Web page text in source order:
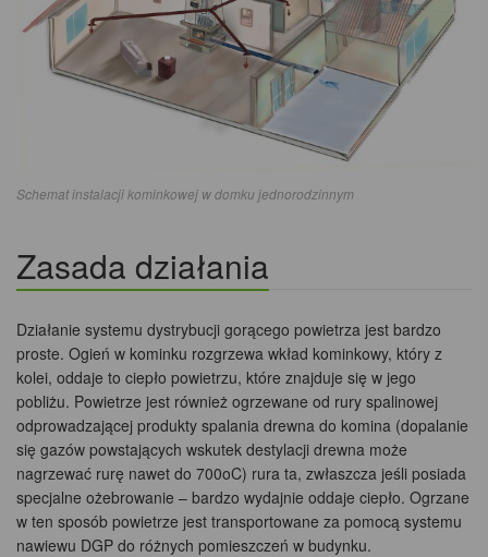
Schemat instalacji kominkowej w domku jednorodzinnym
Zasada działania
Działanie systemu dystrybucji gorącego powietrza jest bardzo
proste. Ogień w kominku rozgrzewa wkład kominkowy, który z
kolei, oddaje to ciepło powietrzu, które znajduje się w jego
pobliżu. Powietrze jest również ogrzewane od rury spalinowej
odprowadzającej produkty spalania drewna do komina (dopalanie
się gazów powstających wskutek destylacji drewna może
nagrzewać rurę nawet do 700oC) rura ta, zwłaszcza jeśli posiada
specjalne ożebrowanie – bardzo wydajnie oddaje ciepło. Ogrzane
w ten sposób powietrze jest transportowane za pomocą systemu
nawiewu DGP do różnych pomieszczeń w budynku.